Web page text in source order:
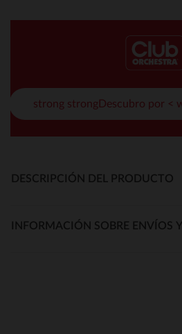
strong strongDescubro por <
DESCRIPCIÓN DEL PRODUCTO
INFORMACIÓN SOBRE ENVÍOS